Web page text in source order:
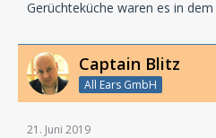
Gerüchteküche waren es in
Captain Blitz
All Ears GmbH
21. Juni 2019